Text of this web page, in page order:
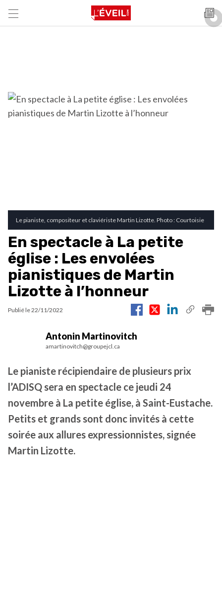
Le pianiste, compositeur et claviériste Martin Lizotte. Photo : Courtoisie
En spectacle à La petite
église : Les envolées
pianistiques de Martin
Lizotte à l’honneur
Publié le22/11/2022
Antonin Martinovitch
amartinovitch@groupejcl.ca
Le pianiste récipiendaire de plusieurs prix
l’ADISQ sera en spectacle ce jeudi 24
novembre à La petite église, à Saint-Eustache.
Petits et grands sont donc invités à cette
soirée aux allures expressionnistes, signée
Martin Lizotte.